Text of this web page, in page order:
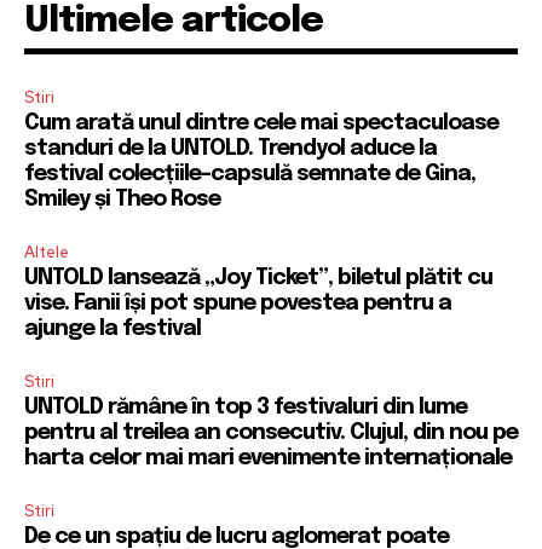
Ultimele articole
Stiri
Cum arată unul dintre cele mai spectaculoase
standuri de la UNTOLD. Trendyol aduce la
festival colecțiile-capsulă semnate de Gina,
Smiley și Theo Rose
Altele
UNTOLD lansează „Joy Ticket”, biletul plătit cu
vise. Fanii își pot spune povestea pentru a
ajunge la festival
Stiri
UNTOLD rămâne în top 3 festivaluri din lume
pentru al treilea an consecutiv. Clujul, din nou pe
harta celor mai mari evenimente internaționale
Stiri
De ce un spațiu de lucru aglomerat poate